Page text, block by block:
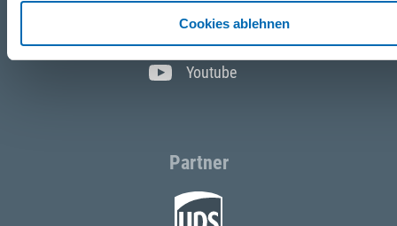
Cookies ablehnen
Instagram
Youtube
Partner